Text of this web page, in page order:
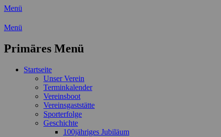
Menü
Wassersport-Verein 1921 e.V.
Freizeit mit der ganzen Familie
Menü
Primäres Menü
Zum
Startseite
Unser Verein
Terminkalender
Vereinsboot
Vereinsgaststätte
Sporterfolge
Geschichte
100jähriges Jubiläum